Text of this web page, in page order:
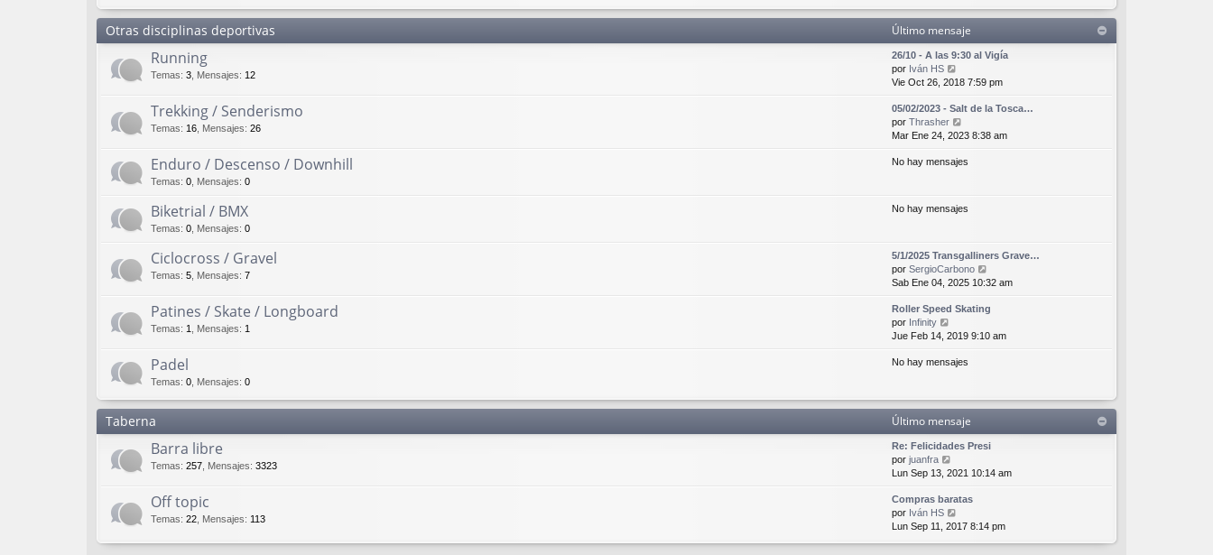
j
e
n
s
a
j
m
o
m
e
n
s
j
e
ú
l
t
i
m
o
m
e
n
s
j
Otras disciplinas deportivas Último mensaje
Running
Temas: 3 Mensajes: 12
26/10 - A las 9:30 al Vigía
por Iván HS
e
r
ú
l
t
i
m
e
n
a
j
e
Vie Oct 26, 2018 7:59 pm
Trekking / Senderismo
Temas: 16 Mensajes: 26
05/02/2023 - Salt de la Tosca…
por Thrasher
e
r
ú
m
m
e
n
s
a
j
Mar Ene 24, 2023 8:38 am
Enduro / Descenso / Downhill
Temas: 0 Mensajes: 0
No hay mensajes
Biketrial / BMX
Temas: 0 Mensajes: 0
No hay mensajes
Ciclocross / Gravel
Temas: 5 Mensajes: 7
5/1/2025 Transgalliners Grave…
por SergioCarbono
e
r
ú
t
i
e
a
e
Sab Ene 04, 2025 10:32 am
Patines / Skate / Longboard
Temas: 1 Mensajes: 1
Roller Speed Skating
por Infinity
e
r
ú
i
m
e
n
a
j
e
Jue Feb 14, 2019 9:10 am
Padel
Temas: 0 Mensajes: 0
No hay mensajes
Taberna Último mensaje
Barra libre
Temas: 257 Mensajes: 3323
Re: Felicidades Presi
por juanfra
e
r
ú
l
t
Lun Sep 13, 2021 10:14 am
Off topic
Temas: 22 Mensajes: 113
Compras baratas
por Iván HS
e
Lun Sep 11, 2017 8:14 pm